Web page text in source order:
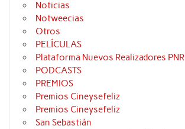
Noticias
Notweecias
Otros
PELÍCULAS
Plataforma Nuevos Realizadores PNR
PODCASTS
PREMIOS
Premios Cineysefeliz
Premios Cineysefeliz
San Sebastián